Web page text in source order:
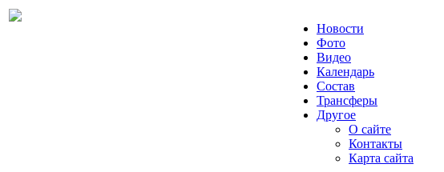
Новости
Фото
Видео
Календарь
Состав
Трансферы
Другое
О сайте
Контакты
Карта сайта